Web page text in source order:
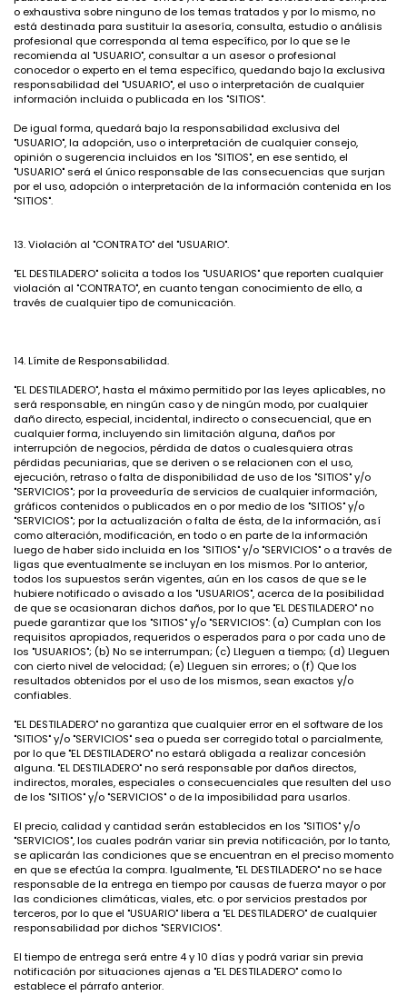
o exhaustiva sobre ninguno de los temas tratados y por lo mismo, no
está destinada para sustituir la asesoría, consulta, estudio o análisis
profesional que corresponda al tema específico, por lo que se le
recomienda al "USUARIO", consultar a un asesor o profesional
conocedor o experto en el tema específico, quedando bajo la exclusiva
responsabilidad del "USUARIO", el uso o interpretación de cualquier
información incluida o publicada en los "SITIOS".
De igual forma, quedará bajo la responsabilidad exclusiva del
"USUARIO", la adopción, uso o interpretación de cualquier consejo,
opinión o sugerencia incluidos en los "SITIOS", en ese sentido, el
"USUARIO" será el único responsable de las consecuencias que surjan
por el uso, adopción o interpretación de la información contenida en los
"SITIOS".
13. Violación al "CONTRATO" del "USUARIO".
"EL DESTILADERO" solicita a todos los "USUARIOS" que reporten cualquier
violación al "CONTRATO", en cuanto tengan conocimiento de ello, a
través de cualquier tipo de comunicación.
14. Límite de Responsabilidad.
"EL DESTILADERO", hasta el máximo permitido por las leyes aplicables, no
será responsable, en ningún caso y de ningún modo, por cualquier
daño directo, especial, incidental, indirecto o consecuencial, que en
cualquier forma, incluyendo sin limitación alguna, daños por
interrupción de negocios, pérdida de datos o cualesquiera otras
pérdidas pecuniarias, que se deriven o se relacionen con el uso,
ejecución, retraso o falta de disponibilidad de uso de los "SITIOS" y/o
"SERVICIOS"; por la proveeduría de servicios de cualquier información,
gráficos contenidos o publicados en o por medio de los "SITIOS" y/o
"SERVICIOS"; por la actualización o falta de ésta, de la información, así
como alteración, modificación, en todo o en parte de la información
luego de haber sido incluida en los "SITIOS" y/o "SERVICIOS" o a través de
ligas que eventualmente se incluyan en los mismos. Por lo anterior,
todos los supuestos serán vigentes, aún en los casos de que se le
hubiere notificado o avisado a los "USUARIOS", acerca de la posibilidad
de que se ocasionaran dichos daños, por lo que "EL DESTILADERO" no
puede garantizar que los "SITIOS" y/o "SERVICIOS": (a) Cumplan con los
requisitos apropiados, requeridos o esperados para o por cada uno de
los "USUARIOS"; (b) No se interrumpan; (c) Lleguen a tiempo; (d) Lleguen
con cierto nivel de velocidad; (e) Lleguen sin errores; o (f) Que los
resultados obtenidos por el uso de los mismos, sean exactos y/o
confiables.
"EL DESTILADERO" no garantiza que cualquier error en el software de los
"SITIOS" y/o "SERVICIOS" sea o pueda ser corregido total o parcialmente,
por lo que "EL DESTILADERO" no estará obligada a realizar concesión
alguna. "EL DESTILADERO" no será responsable por daños directos,
indirectos, morales, especiales o consecuenciales que resulten del uso
de los "SITIOS" y/o "SERVICIOS" o de la imposibilidad para usarlos.
El precio, calidad y cantidad serán establecidos en los "SITIOS" y/o
"SERVICIOS", los cuales podrán variar sin previa notificación, por lo tanto,
se aplicarán las condiciones que se encuentran en el preciso momento
en que se efectúa la compra. Igualmente, "EL DESTILADERO" no se hace
responsable de la entrega en tiempo por causas de fuerza mayor o por
las condiciones climáticas, viales, etc. o por servicios prestados por
terceros, por lo que el "USUARIO" libera a "EL DESTILADERO" de cualquier
responsabilidad por dichos "SERVICIOS".
El tiempo de entrega será entre 4 y 10 días y podrá variar sin previa
notificación por situaciones ajenas a "EL DESTILADERO" como lo
establece el párrafo anterior.